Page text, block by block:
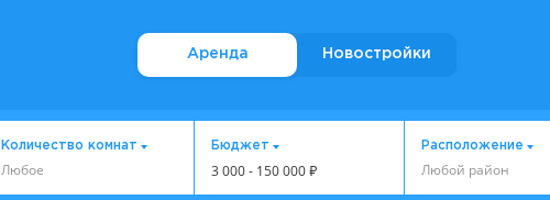
Аренда Новостройки
Количество комнат
Любое
Бюджет
3 000- 150 000 ₽
Расположение
Любой район